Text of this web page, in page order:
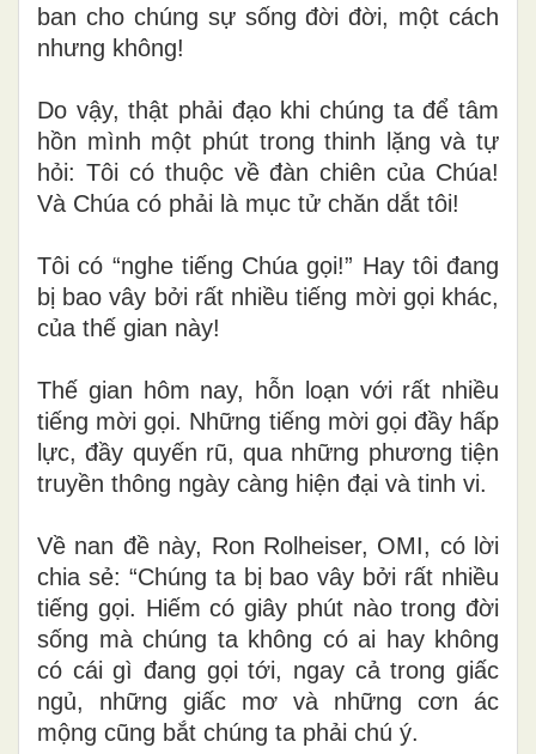
ban cho chúng sự sống đời đời, một cách
nhưng không!
Do vậy, thật phải đạo khi chúng ta để tâm
hồn mình một phút trong thinh lặng và tự
hỏi: Tôi có thuộc về đàn chiên của Chúa!
Và Chúa có phải là mục tử chăn dắt tôi!
Tôi có “nghe tiếng Chúa gọi!” Hay tôi đang
bị bao vây bởi rất nhiều tiếng mời gọi khác,
của thế gian này!
Thế gian hôm nay, hỗn loạn với rất nhiều
tiếng mời gọi. Những tiếng mời gọi đầy hấp
lực, đầy quyến rũ, qua những phương tiện
truyền thông ngày càng hiện đại và tinh vi.
Về nan đề này, Ron Rolheiser, OMI, có lời
chia sẻ: “Chúng ta bị bao vây bởi rất nhiều
tiếng gọi. Hiếm có giây phút nào trong đời
sống mà chúng ta không có ai hay không
có cái gì đang gọi tới, ngay cả trong giấc
ngủ, những giấc mơ và những cơn ác
mộng cũng bắt chúng ta phải chú ý.